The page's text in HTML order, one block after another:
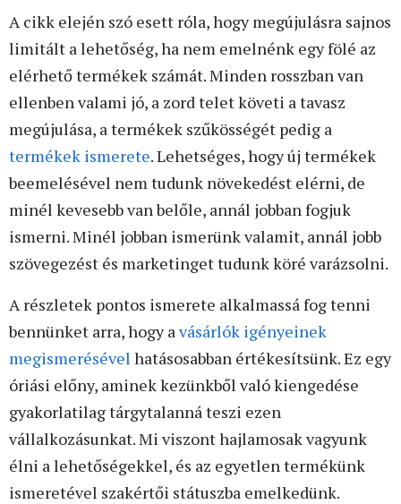
A cikk elején szó esett róla, hogy megújulásra sajnos
limitált a lehetőség, ha nem emelnénk egy fölé az
elérhető termékek számát. Minden rosszban van
ellenben valami jó, a zord telet követi a tavasz
megújulása, a termékek szűkösségét pedig a
termékek ismerete. Lehetséges, hogy új termékek
beemelésével nem tudunk növekedést elérni, de
minél kevesebb van belőle, annál jobban fogjuk
ismerni. Minél jobban ismerünk valamit, annál jobb
szövegezést és marketinget tudunk köré varázsolni.
A részletek pontos ismerete alkalmassá fog tenni
bennünket arra, hogy a vásárlók igényeinek
megismerésével hatásosabban értékesítsünk. Ez egy
óriási előny, aminek kezünkből való kiengedése
gyakorlatilag tárgytalanná teszi ezen
vállalkozásunkat. Mi viszont hajlamosak vagyunk
élni a lehetőségekkel, és az egyetlen termékünk
ismeretével szakértői státuszba emelkedünk.